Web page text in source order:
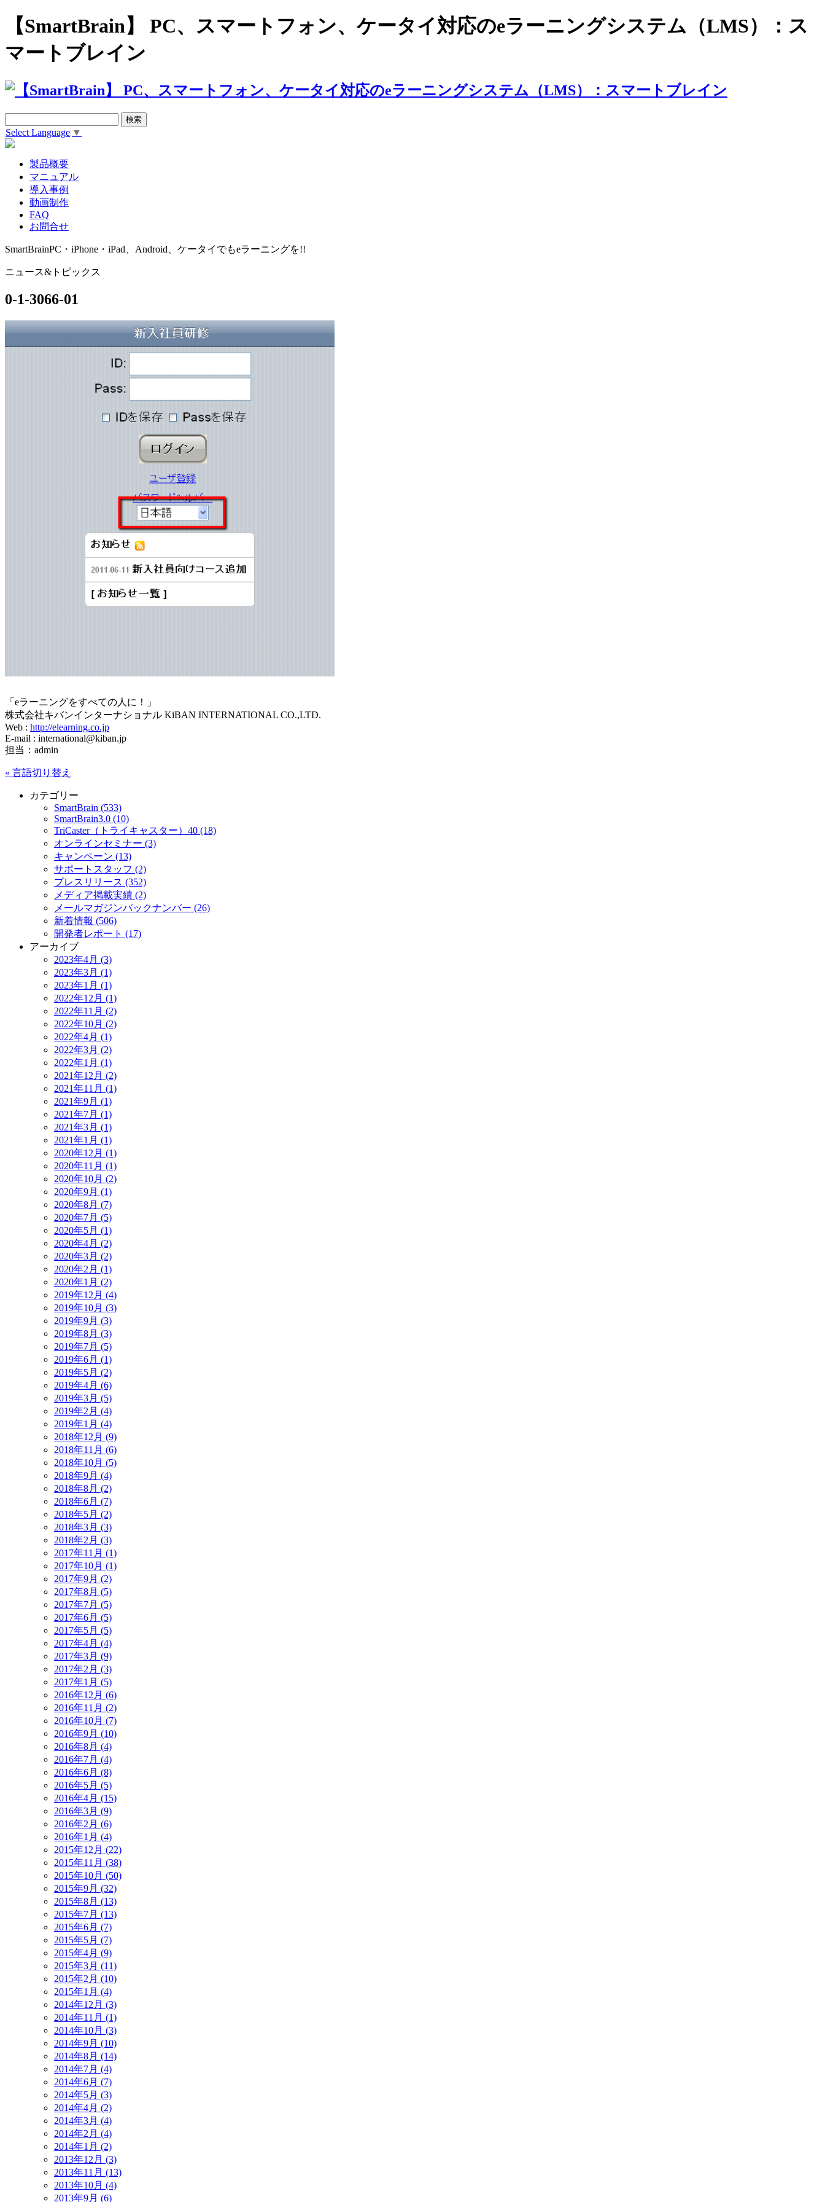
【SmartBrain】 PC、スマートフォン、ケータイ対応のeラーニングシステム（LMS）：ス
マートブレイン
Select Language ▼
製品概要
マニュアル
導入事例
動画制作
FAQ
お問合せ
SmartBrainPC・iPhone・iPad、Android、ケータイでもeラーニングを!!
ニュース&トピックス
0-1-3066-01
「eラーニングをすべての人に！」
株式会社キバンインターナショナル KiBAN INTERNATIONAL CO.,LTD.
Web : http://elearning.co.jp
E-mail : international@kiban.jp
担当：admin
« 言語切り替え
カテゴリー
SmartBrain (533)
SmartBrain3.0 (10)
TriCaster（トライキャスター）40 (18)
オンラインセミナー (3)
キャンペーン (13)
サポートスタッフ (2)
プレスリリース (352)
メディア掲載実績 (2)
メールマガジンバックナンバー (26)
新着情報 (506)
開発者レポート (17)
アーカイブ
2023年4月 (3)
2023年3月 (1)
2023年1月 (1)
2022年12月 (1)
2022年11月 (2)
2022年10月 (2)
2022年4月 (1)
2022年3月 (2)
2022年1月 (1)
2021年12月 (2)
2021年11月 (1)
2021年9月 (1)
2021年7月 (1)
2021年3月 (1)
2021年1月 (1)
2020年12月 (1)
2020年11月 (1)
2020年10月 (2)
2020年9月 (1)
2020年8月 (7)
2020年7月 (5)
2020年5月 (1)
2020年4月 (2)
2020年3月 (2)
2020年2月 (1)
2020年1月 (2)
2019年12月 (4)
2019年10月 (3)
2019年9月 (3)
2019年8月 (3)
2019年7月 (5)
2019年6月 (1)
2019年5月 (2)
2019年4月 (6)
2019年3月 (5)
2019年2月 (4)
2019年1月 (4)
2018年12月 (9)
2018年11月 (6)
2018年10月 (5)
2018年9月 (4)
2018年8月 (2)
2018年6月 (7)
2018年5月 (2)
2018年3月 (3)
2018年2月 (3)
2017年11月 (1)
2017年10月 (1)
2017年9月 (2)
2017年8月 (5)
2017年7月 (5)
2017年6月 (5)
2017年5月 (5)
2017年4月 (4)
2017年3月 (9)
2017年2月 (3)
2017年1月 (5)
2016年12月 (6)
2016年11月 (2)
2016年10月 (7)
2016年9月 (10)
2016年8月 (4)
2016年7月 (4)
2016年6月 (8)
2016年5月 (5)
2016年4月 (15)
2016年3月 (9)
2016年2月 (6)
2016年1月 (4)
2015年12月 (22)
2015年11月 (38)
2015年10月 (50)
2015年9月 (32)
2015年8月 (13)
2015年7月 (13)
2015年6月 (7)
2015年5月 (7)
2015年4月 (9)
2015年3月 (11)
2015年2月 (10)
2015年1月 (4)
2014年12月 (3)
2014年11月 (1)
2014年10月 (3)
2014年9月 (10)
2014年8月 (14)
2014年7月 (4)
2014年6月 (7)
2014年5月 (3)
2014年4月 (2)
2014年3月 (4)
2014年2月 (4)
2014年1月 (2)
2013年12月 (3)
2013年11月 (13)
2013年10月 (4)
2013年9月 (6)